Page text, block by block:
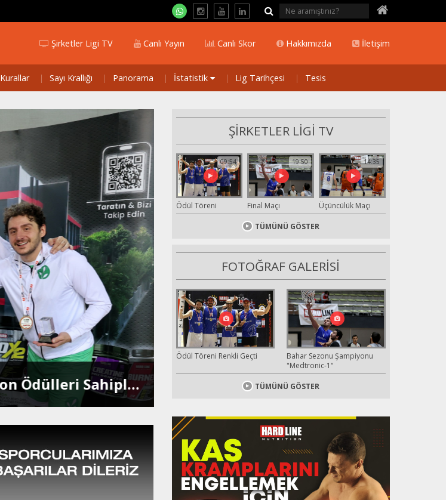
Kurallar Sayı Krallığı Panorama İstatistik Lig Tarihçesi Tesis
İletişim
Hakkımızda
Canlı Skor
Canlı Yayın
Şirketler Ligi TV
Hardline Şirketler Basketbol Ligi 25. Sezon Ödülleri Sahiplerini Buldu Flora Food Group, 25. Sezonun
ŞİRKETLER LİGİ TV
Ödül Töreni
09:54
Final Maçı
19:50
Üçüncülük Maçı
14:35
TÜMÜNÜ GÖSTER
FOTOĞRAF GALERİSİ
Ödül Töreni Renkli Geçti
Bahar Sezonu Şampiyonu
"Medtronic-1"
TÜMÜNÜ GÖSTER